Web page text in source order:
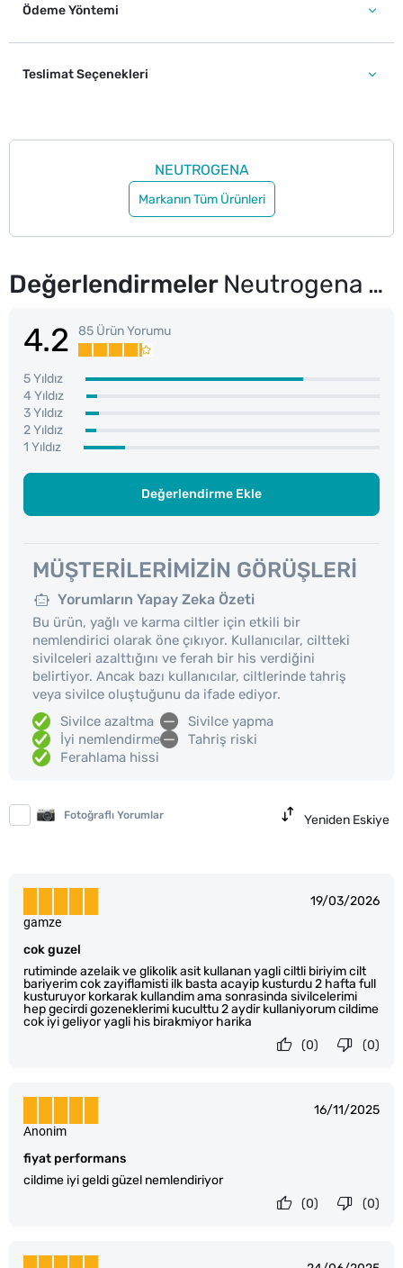
Ödeme Yöntemi
Teslimat Seçenekleri
NEUTROGENA
Markanın Tüm Ürünleri
Değerlendirmeler Neutrogena Visibly Clear Yağsız Nemlendirici 50 ml
4.2 85 Ürün Yorumu
5 Yıldız
4 Yıldız
3 Yıldız
2 Yıldız
1 Yıldız
Değerlendirme Ekle
MÜŞTERILERIMIZIN GÖRÜŞLERI
Yorumların Yapay Zeka Özeti
Bu ürün, yağlı ve karma ciltler için etkili bir
nemlendirici olarak öne çıkıyor. Kullanıcılar, ciltteki
sivilceleri azalttığını ve ferah bir his verdiğini
belirtiyor. Ancak bazı kullanıcılar, ciltlerinde tahriş
veya sivilce oluştuğunu da ifade ediyor.
Sivilce azaltma
İyi nemlendirme
Ferahlama hissi
Sivilce yapma
Tahriş riski
Fotoğraflı Yorumlar Yeniden Eskiye
19/03/2026
cok guzel
rutiminde azelaik ve glikolik asit kullanan yagli ciltli biriyim cilt
bariyerim cok zayiflamisti ilk basta acayip kusturdu 2 hafta full
kusturuyor korkarak kullandim ama sonrasinda sivilcelerimi
hep gecirdi gozeneklerimi kuculttu 2 aydir kullaniyorum cildime
cok iyi geliyor yagli his birakmiyor harika
gamze
(0)
(0)
16/11/2025
fiyat performans
cildime iyi geldi güzel nemlendiriyor
Anonim
(0)
(0)